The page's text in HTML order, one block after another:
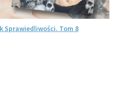
Sprawiedliwości. Tom 8